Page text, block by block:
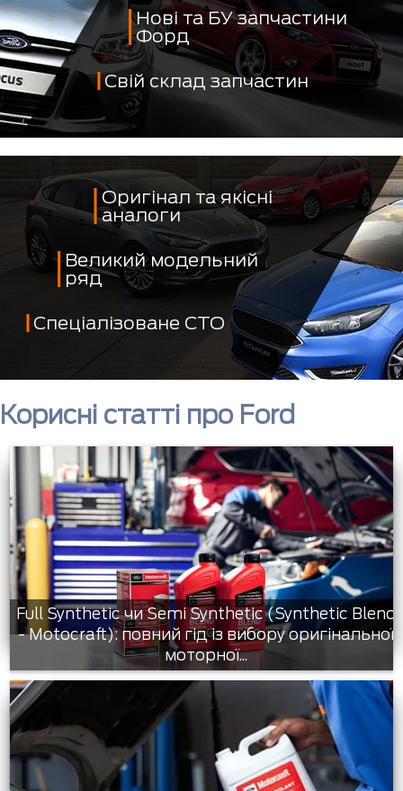
Нові та БУ запчастини
Форд
Свій склад запчастин
Оригінал та якісні
аналоги
Великий модельний
ряд
Спеціалізоване СТО
Корисні статті про Ford
Full Synthetic чи Semi Synthetic (Synthetic Blend
- Motocraft): повний гід із вибору оригінальної
моторної...